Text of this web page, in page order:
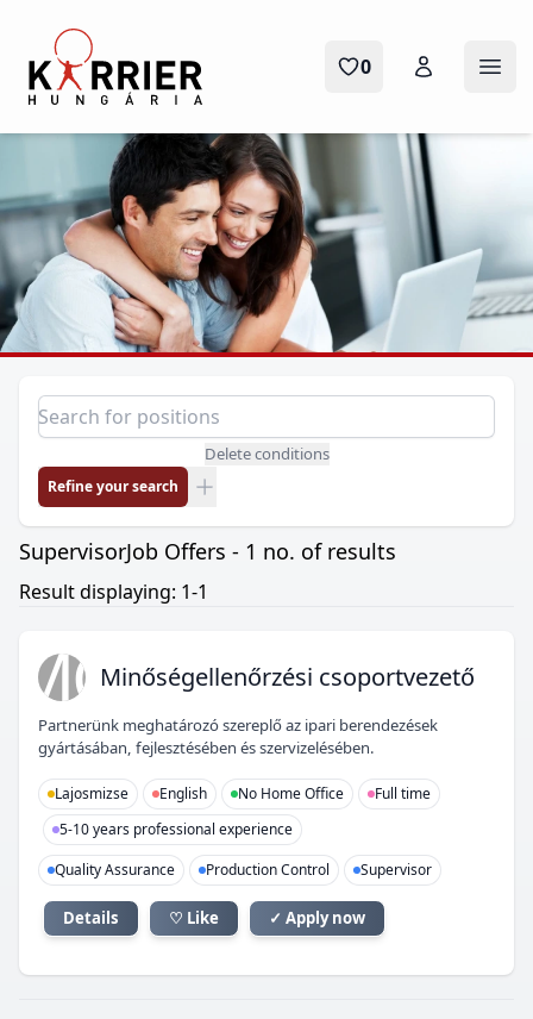
Karrier Hungária
0
Position search
Delete conditions
Refine your search
SupervisorJob Offers - 1 no. of results
Result displaying: 1-1
MCMinőségellenőrzési csoportvezető
Partnerünk meghatározó szereplő az ipari berendezések
gyártásában, fejlesztésében és szervizelésében.
Lajosmizse English No Home Office
Full time
5-10 years professional experience
Quality Assurance
Production Control Supervisor
Details ♡ Like ✓ Apply now